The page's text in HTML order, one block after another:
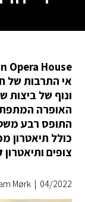
אי התרבות של
ונוף של ביצות
האופרה
צופים ותיאטרון
04/2022
|
Mørk